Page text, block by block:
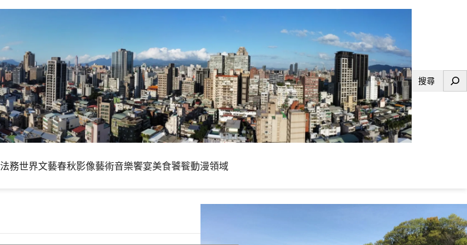
搜
法務世界文藝春秋影像藝術音樂饗宴美食饕餮動漫領域